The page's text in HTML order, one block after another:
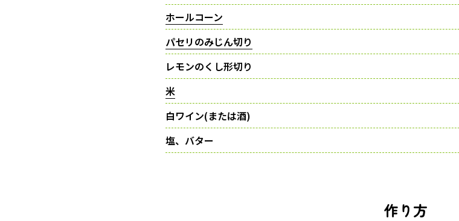
ホールコーン
パセリのみじん切り
レモンのくし形切り
米
白ワイン(または酒)
塩、バター
作り方